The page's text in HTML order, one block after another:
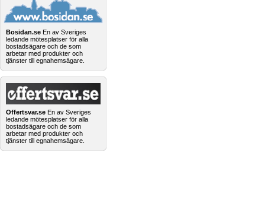
Bosidan.se En av Sveriges
ledande mötesplatser för alla
bostadsägare och de som
arbetar med produkter och
tjänster till egnahemsägare.
Offertsvar.se En av Sveriges
ledande mötesplatser för alla
bostadsägare och de som
arbetar med produkter och
tjänster till egnahemsägare.